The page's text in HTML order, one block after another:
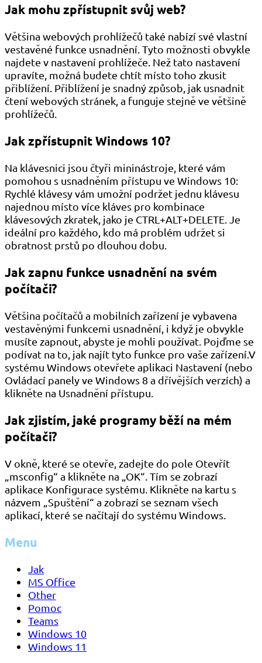
Jak mohu zpřístupnit svůj web?
Většina webových prohlížečů také nabízí své vlastní
vestavěné funkce usnadnění. Tyto možnosti obvykle
najdete v nastavení prohlížeče. Než tato nastavení
upravíte, možná budete chtít místo toho zkusit
přiblížení. Přiblížení je snadný způsob, jak usnadnit
čtení webových stránek, a funguje stejně ve většině
prohlížečů.
Jak zpřístupnit Windows 10?
Na klávesnici jsou čtyři mininástroje, které vám
pomohou s usnadněním přístupu ve Windows 10:
Rychlé klávesy vám umožní podržet jednu klávesu
najednou místo více kláves pro kombinace
klávesových zkratek, jako je CTRL+ALT+DELETE. Je
ideální pro každého, kdo má problém udržet si
obratnost prstů po dlouhou dobu.
Jak zapnu funkce usnadnění na svém
počítači?
Většina počítačů a mobilních zařízení je vybavena
vestavěnými funkcemi usnadnění, i když je obvykle
musíte zapnout, abyste je mohli používat. Pojďme se
podívat na to, jak najít tyto funkce pro vaše zařízení.V
systému Windows otevřete aplikaci Nastavení (nebo
Ovládací panely ve Windows 8 a dřívějších verzích) a
klikněte na Usnadnění přístupu.
Jak zjistím, jaké programy běží na mém
počítači?
V okně, které se otevře, zadejte do pole Otevřít
„msconfig“ a klikněte na „OK“. Tím se zobrazí
aplikace Konfigurace systému. Klikněte na kartu s
názvem „Spuštění“ a zobrazí se seznam všech
aplikací, které se načítají do systému Windows.
Menu
Jak
MS Office
Other
Pomoc
Teams
Windows 10
Windows 11